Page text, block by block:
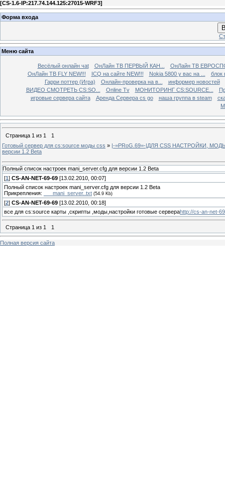
[CS-1.6-IP:217.74.144.125:27015-WRF3]
Форма входа
Меню сайта
Весёлый онлайн чаt ОнЛайн ТВ ПЕРВЫЙ КАН...
ОнЛайн ТВ
ОнЛайн ТВ FLY NEW!!!
ICQ на сайте NEW!!! Nokia 5800 у вас на ...
блок
Гарри поттер (Игра)
Онлайн-проверка на в...
информер новостей
ВИДЕО СМОТРЕТЬ CS:SO...
Online Tv МОНИТОРИНГ CS:SOURCE...
игровые сервера сайта
Аренда Сервера cs go наша группа в steam
Страница 1 из 1
1
Готовый сервер для cs:source моды css » |-=PRoG.69=-|ДЛЯ CSS НАСТРОЙКИ,
версии 1.2 Beta
Полный список настроек mani_server.cfg для версии 1.2 Beta
[1 ] CS-AN-NET-69-69 [13.02.2010, 00:07]
Полный список настроек mani_server.cfg для версии 1.2 Beta
Прикрепления:
___mani_server..txt (54.9 Kb)
[2] CS-AN-NET-69-69 [13.02.2010, 00:18]
все для cs:source карты ,скрипты ,моды,настройки готовые сервераhttp://cs-an-net-
Страница 1 из 1 1
Полная версия сайта